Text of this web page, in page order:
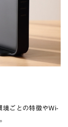
境ごとの特徴やWi-